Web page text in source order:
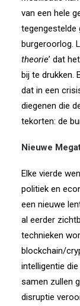
van een hele
tegengestelde
burgeroorlog.
theorie’ dat
bij te drukken.
dat in een
diegenen die
tekorten: de
Nieuwe
Elke vierde
politiek en
een nieuwe
al eerder
technieken
blockchain/
intelligentie
samen zullen
disruptie